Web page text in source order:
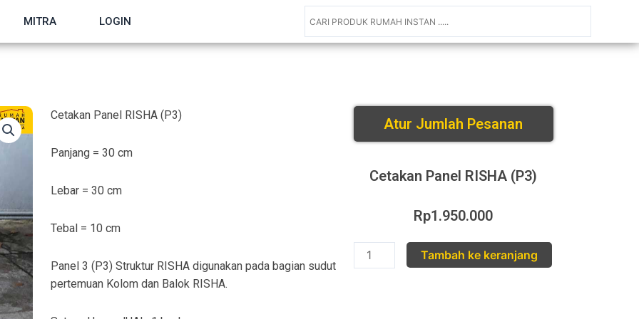
MITRA LOGIN
Cetakan Panel RISHA (P3)
Panjang = 30 cm
Lebar = 30 cm
Tebal = 10 cm
Panel 3 (P3) Struktur RISHA digunakan pada bagian sudut
pertemuan Kolom dan Balok RISHA.
Atur Jumlah Pesanan
Cetakan Panel RISHA (P3)
Rp1.950.000
Tambah ke keranjang